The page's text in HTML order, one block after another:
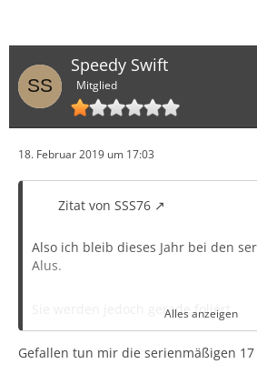
Speedy Swift
Mitglied
18. Februar 2019 um 17:03
Zitat von SSS76
Also ich bleib dieses Jahr bei den
Alus.
Sie werden jedoch gerade foliert.
Alles polierte wird mattschwarz.
Alles anzeigen
Gefallen tun mir die serienmäßigen 17